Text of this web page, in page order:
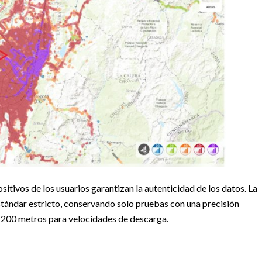
de los usuarios garantizan la autenticidad de los datos. La
estricto, conservando solo pruebas con una precisión
metros para velocidades de descarga.